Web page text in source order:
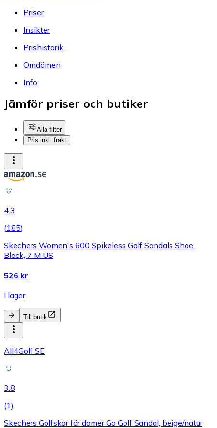
Priser
Insikter
Prishistorik
Omdömen
Info
Jämför priser och butiker
Alla filter
Pris inkl. frakt
4.3
(185)
Skechers Women's 600 Spikeless Golf Sandals Shoe,
Black, 7 M US
526 kr
I lager
Till butik
All4Golf SE
3.8
(1)
Skechers Golfskor för damer Go Golf Sandal, beige/natur